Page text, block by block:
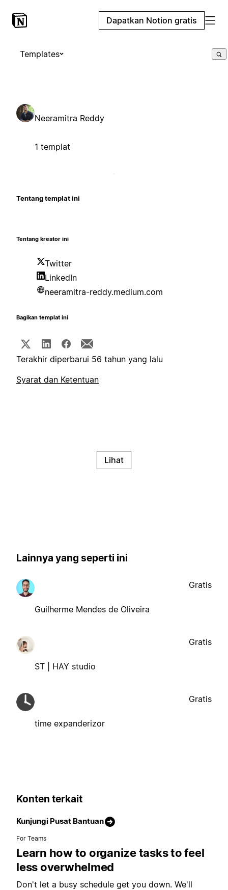
Dapatkan Notion gratis
Templates
Neeramitra Reddy
1 templat
Tentang templat ini
Tentang kreator ini
Twitter
LinkedIn
neeramitra-reddy.medium.com
Bagikan templat ini
Terakhir diperbarui 56 tahun yang lalu
Syarat dan Ketentuan
Lihat
Lainnya yang seperti ini
Guilherme Mendes de Oliveira
Gratis
ST | HAY studio
Gratis
time expanderizor
Gratis
Konten terkait
Kunjungi Pusat Bantuan
For Teams
Learn how to organize tasks to feel
less overwhelmed
Don't let a busy schedule get you down. We'll